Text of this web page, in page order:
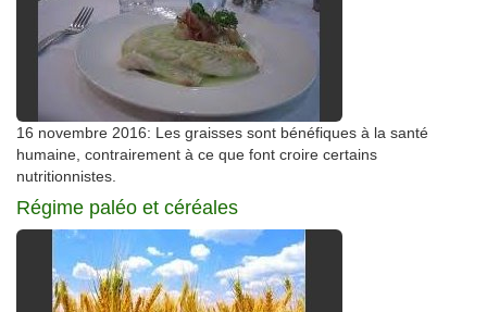
16 novembre 2016: Les graisses sont bénéfiques à la santé
humaine, contrairement à ce que font croire certains
nutritionnistes.
Régime paléo et céréales